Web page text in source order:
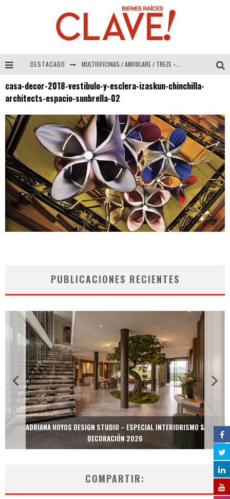
DESTACADO MULTIOFICINAS / AMOBLARE / TREZE – Especial Interiorismo & Decoración 2026
Abad Vergara Arquitectos – Especial Interiorismo & Decoración 2026
ADRIANA HOYOS DESIGN STUDIO – Especial Interiorismo & Decoración 2026
casa-decor-2018-vestibulo-y-esclera-izaskun-chinchilla-
architects-espacio-sunbrella-02
PUBLICACIONES RECIENTES
ADRIANA HOYOS DESIGN STUDIO – ESPECIAL INTERIORISMO &
DECORACIÓN 2026
COMPARTIR: